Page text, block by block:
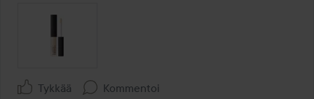
Tykkää Kommentoi